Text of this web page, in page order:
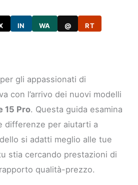
IN WA @ RT
per gli appassionati di
con l’arrivo dei nuovi modelli
15 Pro. Questa guida esamina
differenze per aiutarti a
si adatti meglio alle tue
stia cercando prestazioni di
qualità-prezzo.